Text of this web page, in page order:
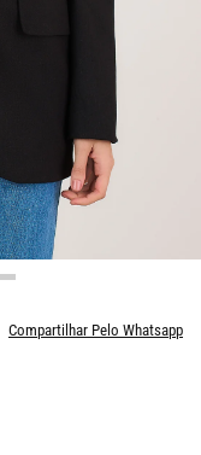
Compartilhar Pelo Whatsapp